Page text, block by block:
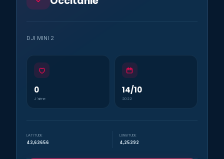
DJI MINI 2
0
J’aime
14/10
2022
LATITUDE
43,63656
LONGITUDE
4,25392